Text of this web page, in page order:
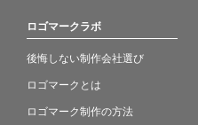
ロゴマークラボ
後悔しない制作会社選び
ロゴマークとは
ロゴマーク制作の方法